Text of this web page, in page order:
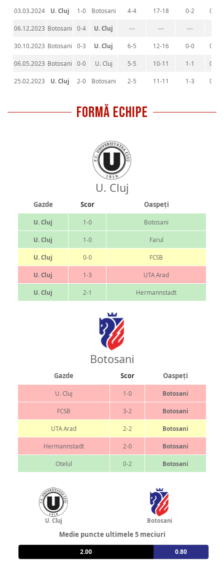
03.03.2024 U. Cluj 1-0 Botosani 4-4 17-18 0-2 0-0
06.12.2023 Botosani 0-4 U. Cluj --- --- --- ---
30.10.2023 Botosani 0-3 U. Cluj 6-5 12-16 0-0 0-0
06.05.2023 Botosani 0-0 U. Cluj 5-5 10-11 1-1 0-0
25.02.2023 U. Cluj 2-0 Botosani 2-5 11-11 1-3 0-0
FORMĂ ECHIPE
U. Cluj
Gazde Scor Oaspeți
U. Cluj 1-0 Botosani
U. Cluj 1-0 Farul
U. Cluj 0-0 FCSB
U. Cluj 1-3 UTA Arad
U. Cluj 2-1 Hermannstadt
Botosani
Gazde Scor Oaspeți
U. Cluj 1-0 Botosani
FCSB 3-2 Botosani
UTA Arad 2-2 Botosani
Hermannstadt 2-0 Botosani
Otelul 0-2 Botosani
U. Cluj Botosani
Medie puncte ultimele 5 meciuri
2.00 0.80